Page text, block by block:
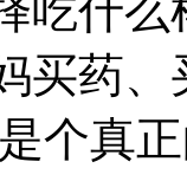
吃什
买药、
个真